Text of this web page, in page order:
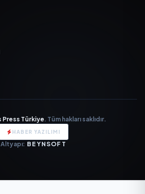
Press Türkiye. Tüm hakları saklıdır.
HABER YAZILIMI
Altyapı: BEYNSOFT